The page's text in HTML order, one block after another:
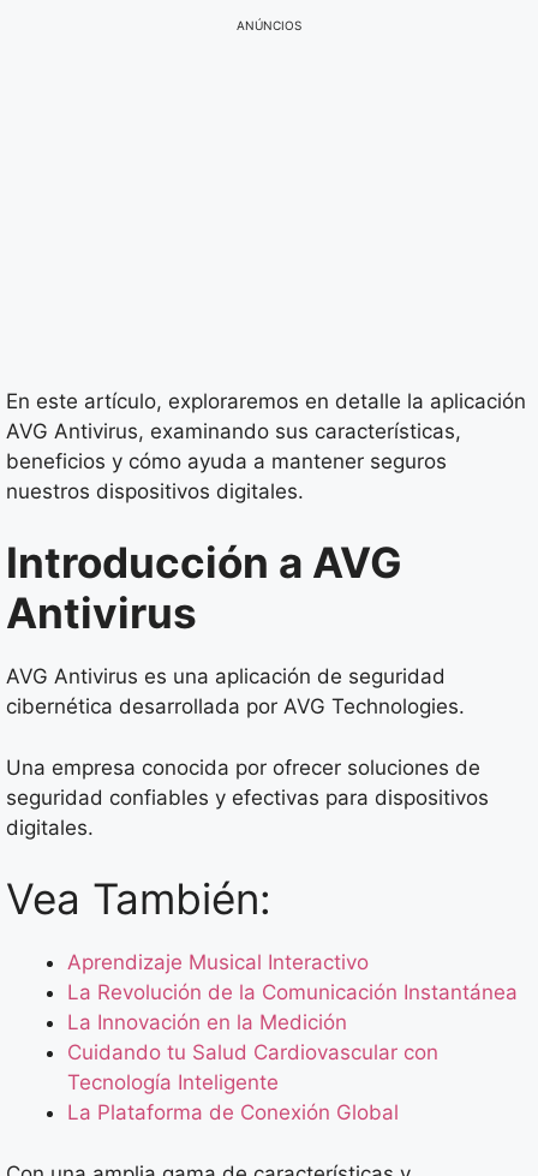
ANÚNCIOS
En este artículo, exploraremos en detalle la aplicación
AVG Antivirus, examinando sus características,
beneficios y cómo ayuda a mantener seguros
nuestros dispositivos digitales.
Introducción a AVG
Antivirus
AVG Antivirus es una aplicación de seguridad
cibernética desarrollada por AVG Technologies.
Una empresa conocida por ofrecer soluciones de
seguridad confiables y efectivas para dispositivos
digitales.
Vea También:
Aprendizaje Musical Interactivo
La Revolución de la Comunicación Instantánea
La Innovación en la Medición
Cuidando tu Salud Cardiovascular con
Tecnología Inteligente
La Plataforma de Conexión Global